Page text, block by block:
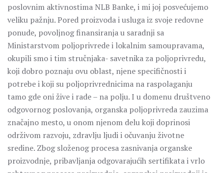
poslovnim aktivnostima NLB Banke, i mi joj posvećujemo
veliku pažnju. Pored proizvoda i usluga iz svoje redovne
ponude, povoljnog finansiranja u saradnji sa
Ministarstvom poljoprivrede i lokalnim samoupravama,
okupili smo i tim stručnjaka- savetnika za poljoprivredu,
koji dobro poznaju ovu oblast, njene specifičnosti i
potrebe i koji su poljoprivrednicima na raspolaganju
tamo gde oni žive i rade – na polju. I u domenu društveno
odgovornog poslovanja, organska poljoprivreda zauzima
značajno mesto, u onom njenom delu koji doprinosi
održivom razvoju, zdravlju ljudi i očuvanju životne
sredine. Zbog složenog procesa zasnivanja organske
proizvodnje, pribavljanja odgovarajućih sertifikata i vrlo